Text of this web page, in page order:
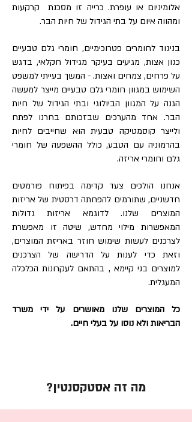
אלומיניום או עופרת. כרייה זו מסכנת קרקעות
ומהווה איום על בתי הגידול של חיות הבר.
בניגוד לחומרים פטרוכימיים, חומרי גלם טבעיים
כגון אצות, מגיעים בעיקר מגידול חקלאי, בדגש
על פרחים, צמחים ואצות. - המשך בעייתי למשפט
השימוש במגוון חומרי גלם טבעיים מייצר למעשה
הגנה על המגוון הביולוגי ובתי הגידול של חיות
הבר. אחד מהערכים שבזכותם בחרנו לפתח
ולייצר קוסמטיקה טבעית הוא שחייבים לחיות
בהרמוניה עם הטבע, כולל ההשפעה של חומרי
גלם וחומרי אריזה.
אנחנו הולכים צעד קדימה בפיתוח פורמטים
חדשניים, שתורמים להפחתה דרסטית של אריזות
המוצרים שלנו. לדוגמא אריזות גדולות
המאפשרות מילוי מחדש, שיטה זו מאפשרת
לצרכנים לעשות שימוש חוזר באריזת המוצרים,
וזאת כדי לענות על הדרישה של הצרכנים
למוצרים בני קיימא , בהתאם לעקרונות הכלכלה
המעגלית.
כל המוצרים שלנו מאושרים על ידי משרד
הבריאות ולא נוסו על בעלי חיים.
מה זה אסטקסנטין?